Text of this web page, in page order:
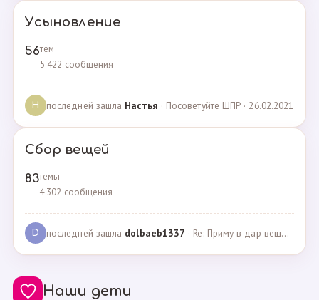
Усыновление
56тем
5 422 сообщения
Н последней зашла Настья · Посоветуйте ШПР · 26.02.2021
Сбор вещей
83темы
4 302 сообщения
D последней зашла dolbaeb1337 · Re: Приму в дар вещи на новорождённую девочку · 13.12.2024
Наши дети